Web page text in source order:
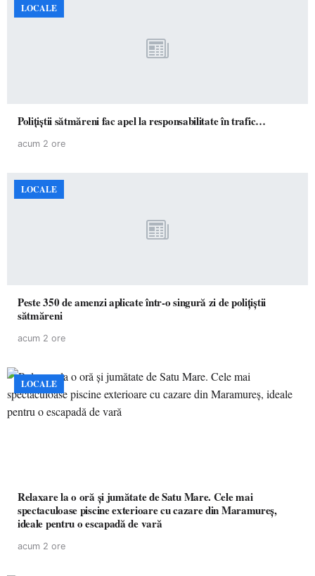
LOCALE
Polițiștii sătmăreni fac apel la responsabilitate în trafic…
acum 2 ore
LOCALE
Peste 350 de amenzi aplicate într-o singură zi de polițiștii
sătmăreni
acum 2 ore
LOCALE
Relaxare la o oră și jumătate de Satu Mare. Cele mai
spectaculoase piscine exterioare cu cazare din Maramureș,
ideale pentru o escapadă de vară
acum 2 ore